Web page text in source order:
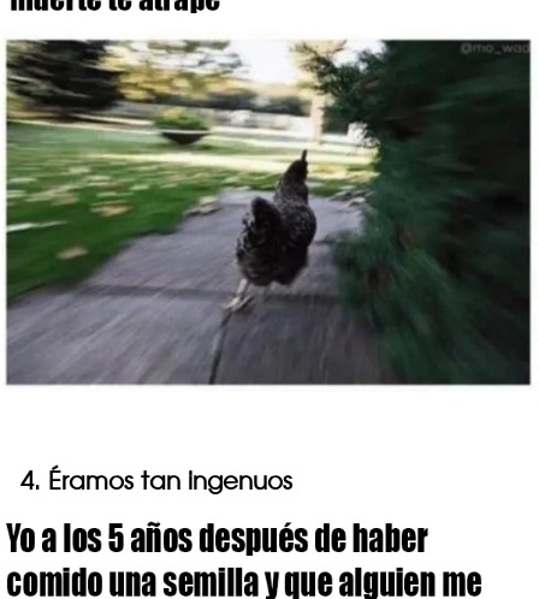
4. Éramos tan ingenuos